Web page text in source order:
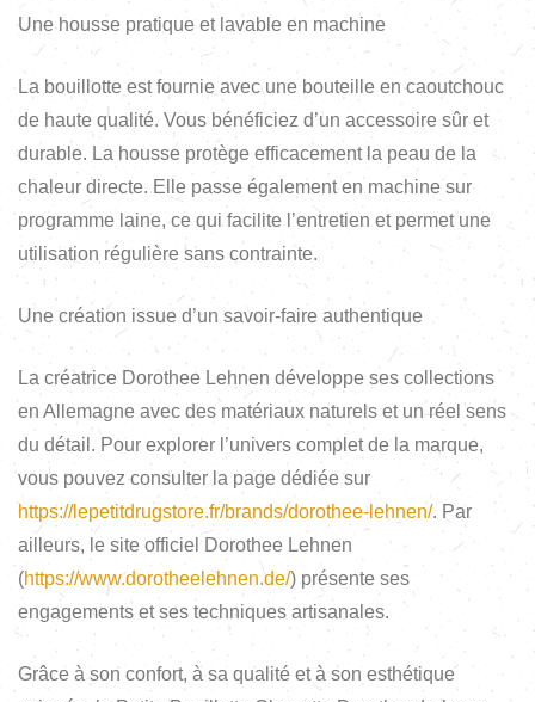
Une housse pratique et lavable en machine
La bouillotte est fournie avec une bouteille en caoutchouc
de haute qualité. Vous bénéficiez d’un accessoire sûr et
durable. La housse protège efficacement la peau de la
chaleur directe. Elle passe également en machine sur
programme laine, ce qui facilite l’entretien et permet une
utilisation régulière sans contrainte.
Une création issue d’un savoir-faire authentique
La créatrice Dorothee Lehnen développe ses collections
en Allemagne avec des matériaux naturels et un réel sens
du détail. Pour explorer l’univers complet de la marque,
vous pouvez consulter la page dédiée sur
https://lepetitdrugstore.fr/brands/dorothee-lehnen/. Par
ailleurs, le site officiel Dorothee Lehnen
(https://www.dorotheelehnen.de/) présente ses
engagements et ses techniques artisanales.
Grâce à son confort, à sa qualité et à son esthétique